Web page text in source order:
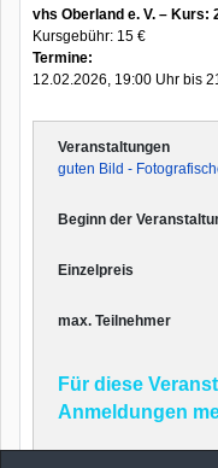
vhs Oberland e. V. – Kurs:
Kursgebühr: 15 €
Termine:
12.02.2026, 19:00 Uhr bis
guten Bild -
Für diese
Anmeldungen